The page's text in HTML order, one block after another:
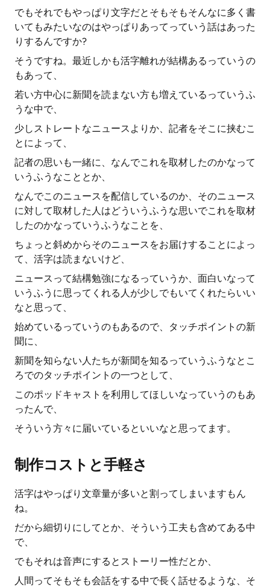
でもそれでもやっぱり文字だとそもそもそんなに多く書
いてもみたいなのはやっぱりあってっていう話はあった
りするんですか?
そうですね。最近しかも活字離れが結構あるっていうの
もあって、
若い方中心に新聞を読まない方も増えているっていうふ
うな中で、
少しストレートなニュースよりか、記者をそこに挟むこ
とによって、
記者の思いも一緒に、なんでこれを取材したのかなって
いうふうなこととか、
なんでこのニュースを配信しているのか、そのニュース
に対して取材した人はどういうふうな思いでこれを取材
したのかなっていうふうなことを、
ちょっと斜めからそのニュースをお届けすることによっ
て、活字は読まないけど、
ニュースって結構勉強になるっていうか、面白いなって
いうふうに思ってくれる人が少しでもいてくれたらいい
なと思って、
始めているっていうのもあるので、タッチポイントの新
聞に、
新聞を知らない人たちが新聞を知るっていうふうなとこ
ろでのタッチポイントの一つとして、
このポッドキャストを利用してほしいなっていうのもあ
ったんで、
そういう方々に届いているといいなと思ってます。
制作コストと手軽さ
活字はやっぱり文章量が多いと割ってしまいますもん
ね。
だから細切りにしてとか、そういう工夫も含めてある中
で、
でもそれは音声にするとストーリー性だとか、
人間ってそもそも会話をする中で長く話せるような、そ